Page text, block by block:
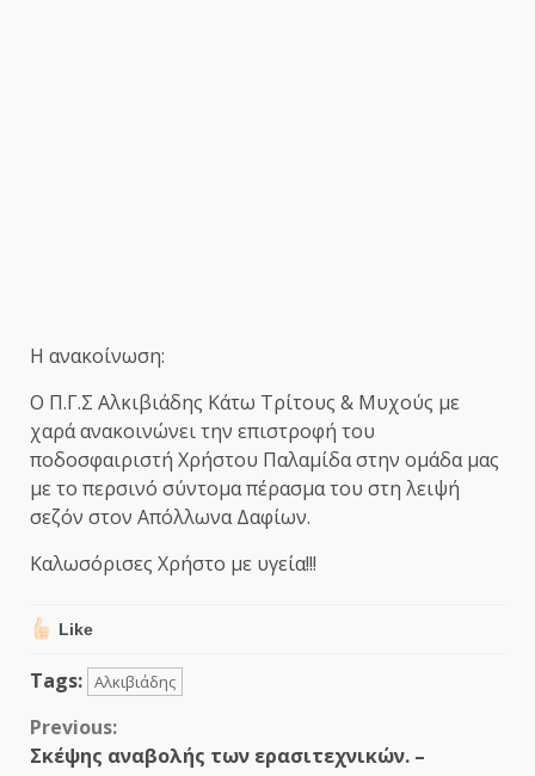
Η ανακοίνωση:
Ο Π.Γ.Σ Αλκιβιάδης Κάτω Τρίτους & Μυχούς με
χαρά ανακοινώνει την επιστροφή του
ποδοσφαιριστή Χρήστου Παλαμίδα στην ομάδα μας
με το περσινό σύντομα πέρασμα του στη λειψή
σεζόν στον Απόλλωνα Δαφίων.
Καλωσόρισες Χρήστο με υγεία!!!
Like
Tags: Αλκιβιάδης
Continue
Previous:
Σκέψης αναβολής των ερασιτεχνικών. –